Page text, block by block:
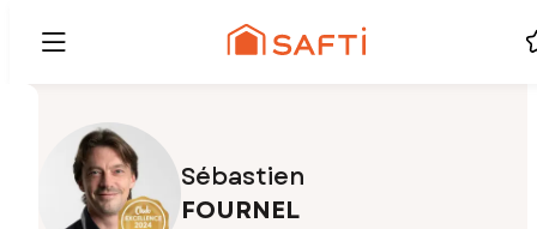
Sébastien
FOURNEL